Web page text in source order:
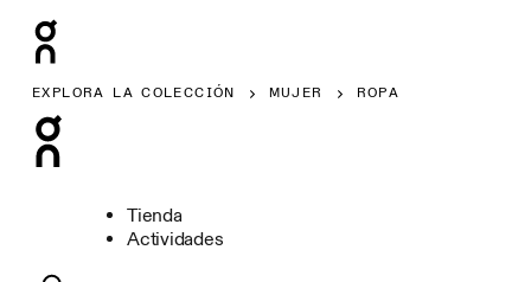
EXPLORA LA COLECCIÓN MUJER ROPA
Tienda
Actividades